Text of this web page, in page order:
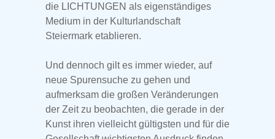
die LICHTUNGEN als eigenständiges
Medium in der Kulturlandschaft
Steiermark etablieren.
Und dennoch gilt es immer wieder, auf
neue Spurensuche zu gehen und
aufmerksam die großen Veränderungen
der Zeit zu beobachten, die gerade in der
Kunst ihren vielleicht gültigsten und für die